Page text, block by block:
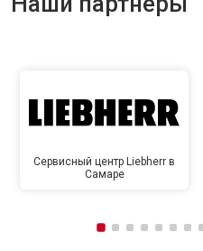
Сервисный центр Liebherr в
Самаре